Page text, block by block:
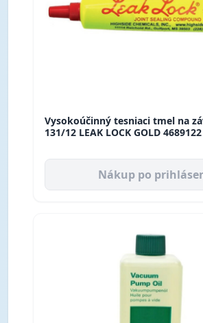
Vysokoúčinný tesniaci tmel na
131/12 LEAK LOCK GOLD
Nákup po